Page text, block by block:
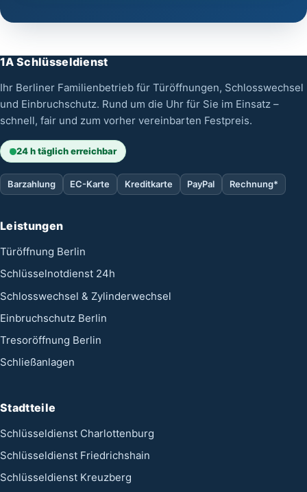
1A Schlüsseldienst
Ihr Berliner Familienbetrieb für Türöffnungen, Schlosswechsel
und Einbruchschutz. Rund um die Uhr für Sie im Einsatz –
schnell, fair und zum vorher vereinbarten Festpreis.
24 h täglich erreichbar
Barzahlung EC-Karte Kreditkarte PayPal Rechnung*
Leistungen
Türöffnung Berlin
Schlüsselnotdienst 24h
Schlosswechsel & Zylinderwechsel
Einbruchschutz Berlin
Tresoröffnung Berlin
Schließanlagen
Stadtteile
Schlüsseldienst Charlottenburg
Schlüsseldienst Friedrichshain
Schlüsseldienst Kreuzberg